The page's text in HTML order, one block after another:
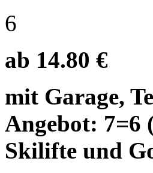
6
ab 14.80 €
mit Garage,
Angebot: 7=6
Skilifte und